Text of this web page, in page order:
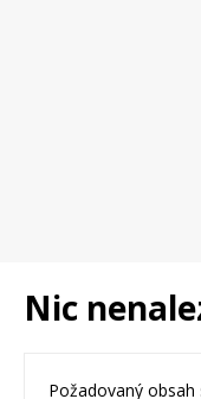
Nic
Požadovaný obsah